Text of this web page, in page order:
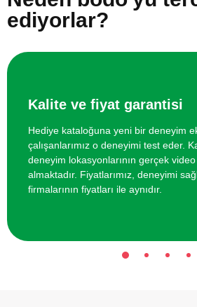
Online Temel Karakalem Kursu
ediyorlar?
Kalite ve fiyat garantisi
Hediye kataloğuna yeni bir deneyim
çalışanlarımız o deneyimi test eder.
deneyim lokasyonlarının gerçek
almaktadır. Fiyatlarımız, deneyimi
firmalarının fiyatları ile aynıdır.